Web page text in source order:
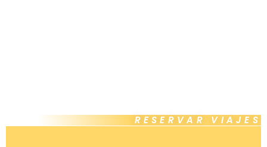
RESERVAR VIAJES